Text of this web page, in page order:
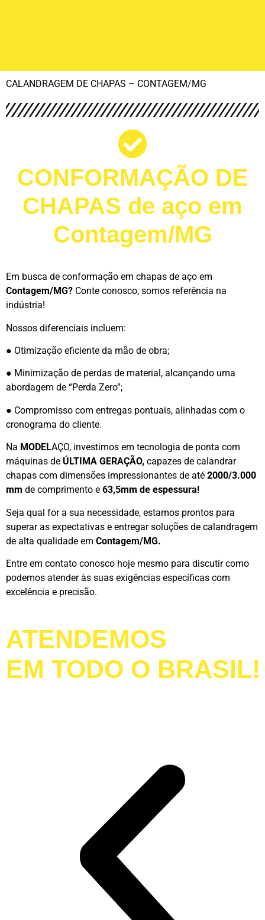
CALANDRAGEM DE CHAPAS – CONTAGEM/MG
CONFORMAÇÃO DE
CHAPAS de aço em
Contagem/MG
Em busca de conformação em chapas de aço em
Contagem/MG? Conte conosco, somos referência na
indústria!
Nossos diferenciais incluem:
● Otimização eficiente da mão de obra;
● Minimização de perdas de material, alcançando uma
abordagem de “Perda Zero”;
● Compromisso com entregas pontuais, alinhadas com o
cronograma do cliente.
Na MODELAÇO, investimos em tecnologia de ponta com
máquinas de ÚLTIMA GERAÇÃO, capazes de calandrar
chapas com dimensões impressionantes de até 2000/3.000
mm de comprimento e 63,5mm de espessura!
Seja qual for a sua necessidade, estamos prontos para
superar as expectativas e entregar soluções de calandragem
de alta qualidade em Contagem/MG.
Entre em contato conosco hoje mesmo para discutir como
podemos atender às suas exigências específicas com
excelência e precisão.
ATENDEMOS
EM TODO O BRASIL!